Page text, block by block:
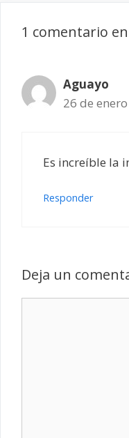
1 comentario en
Aguayo
26 de
Es increíble la
Responder
Deja un